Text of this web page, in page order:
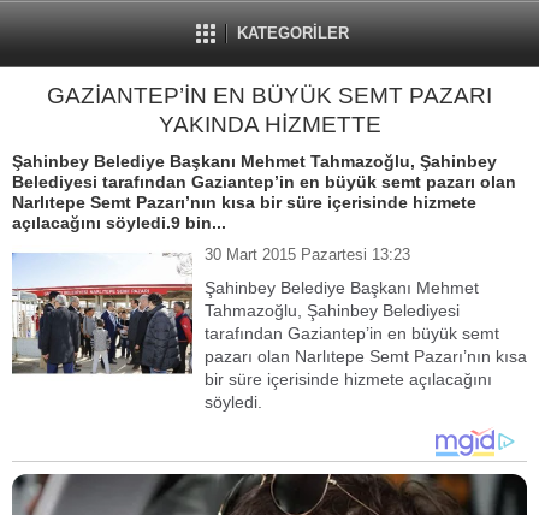
KATEGORİLER
GAZİANTEP’İN EN BÜYÜK SEMT PAZARI
YAKINDA HİZMETTE
Şahinbey Belediye Başkanı Mehmet Tahmazoğlu, Şahinbey
Belediyesi tarafından Gaziantep’in en büyük semt pazarı olan
Narlıtepe Semt Pazarı’nın kısa bir süre içerisinde hizmete
açılacağını söyledi.9 bin...
30 Mart 2015 Pazartesi 13:23
Şahinbey Belediye Başkanı Mehmet
Tahmazoğlu, Şahinbey Belediyesi
tarafından Gaziantep’in en büyük semt
pazarı olan Narlıtepe Semt Pazarı’nın kısa
bir süre içerisinde hizmete açılacağını
söyledi.